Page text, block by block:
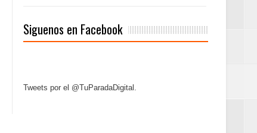
Siguenos en Facebook
Tweets por el @TuParadaDigital.